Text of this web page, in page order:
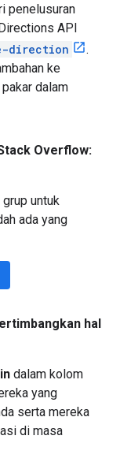
penelusuran
API
direction
.
ke
dalam
Overflow:
untuk
ada yang
hal
dalam kolom
yang
serta mereka
di masa